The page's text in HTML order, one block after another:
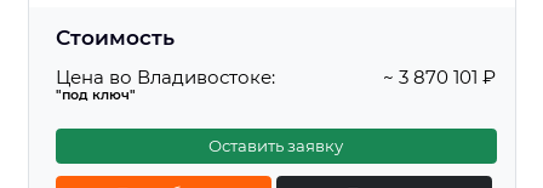
Стоимость
Цена во Владивостоке:
"под ключ"
~ 3 870 101 ₽
Оставить заявку